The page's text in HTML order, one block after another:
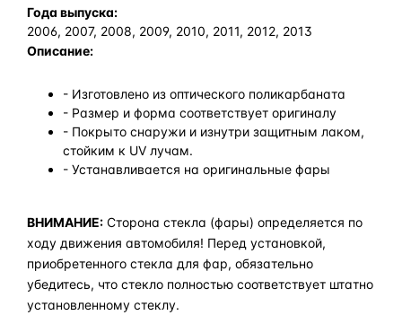
Года выпуска:
2006, 2007, 2008, 2009, 2010, 2011, 2012, 2013
Описание:
- Изготовлено из оптического поликарбаната
- Размер и форма соответствует оригиналу
- Покрыто снаружи и изнутри защитным лаком,
стойким к UV лучам.
- Устанавливается на оригинальные фары
ВНИМАНИЕ: Сторона стекла (фары) определяется по
ходу движения автомобиля! Перед установкой,
приобретенного стекла для фар, обязательно
убедитесь, что стекло полностью соответствует штатно
установленному стеклу.